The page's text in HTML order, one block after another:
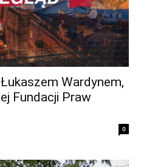
Wardynem,
Fundacji Praw
0